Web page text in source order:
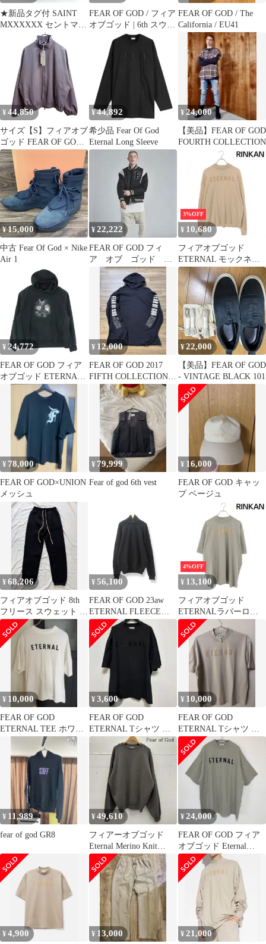
★新品タグ付 SAINT
MXXXXXX セントマイ
ケル 半袖T ブラック
FEAR OF GOD / フィア
オブゴッド | 6th スウェ
ット エターナルパンツ
| M | ブラック | メンズ
FEAR OF GOD / The
California / EU41
¥ 44,850
サイズ【S】フィアオブ
ゴッド FEAR OF GOD
25AW／ ETERNAL
WOOL NYLON TRACK
JACKET ／エターナル
ウール ナイロン トラッ
クジャケット FGE30-
013AWNY
8065000228504
¥44,892
希少品 Fear Of God
Eternal Long Sleeve
¥ 24,000
【美品】FEAR OF GOD
FOURTH COLLECTION
¥ 15,000
中古 Fear Of God × Nike
Air 1
¥22,222
FEAR OF GOD フィ
ア オブ ゴッド エ
ッセンシャルズ
3%OFF
¥ 10,680
フィアオブゴッド
ETERNAL モックネッ
ク長袖カットソー メン
ズ XS
¥ 24,772
FEAR OF GOD フィア
オブゴッド ETERNAL
エターナル × UNION
ユニオン フーディー パ
ーカー グレー系 L【中
古】
¥ 12,000
FEAR OF GOD 2017
FIFTH COLLECTION
【希少】
¥22,000
【美品】FEAR OF GOD
- VINTAGE BLACK 101
¥ 78,000
FEAR OF GOD×UNION
メッシュ
¥ 79,999
Fear of god 6th vest
¥ 16,000
FEAR OF GOD キャッ
プ ベージュ
¥68,206
フィアオブゴッド 8th
フリース スウェット フ
ォーラムパンツ ブラッ
ク 7th エターナル FOG
¥ 56,100
FEAR OF GOD 23aw
ETERNAL FLEECE
HOODIE BLACK サイ
ズL フィアオブゴッド
エターナルフリースフ
ーディー パーカー 大名
4%OFF
¥ 13,100
フィアオブゴッド
ETERNALラバーロゴT
シャツ メンズ M
¥ 10,000
FEAR OF GOD
ETERNAL TEE ホワイ
¥3,600
FEAR OF GOD
ETERNAL Tシャツ ブ
ラック
¥ 10,000
FEAR OF GOD
ETERNAL Tシャツ ベ
ージュ
¥ 11,989
fear of god GR8
¥49,610
フィアーオブゴッド
Eternal Merino Knit
Crewneck バージン ウー
ル クルー ネック ニッ
ト メンズ XL
ISItems【USED】【古
着】【中古】50134301
¥24,000
FEAR OF GOD フィア
オブゴッド Eternal
Jersey Tee
¥4,900 ¥ 13,000 ¥ 21,000